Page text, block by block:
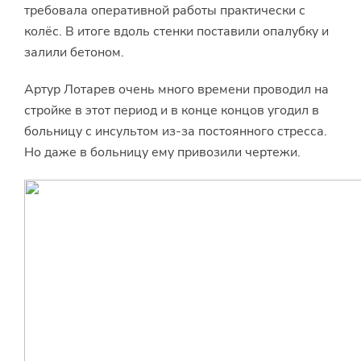
требовала оперативной работы практически с
колёс. В итоге вдоль стенки поставили опалубку и
залили бетоном.
Артур Лотарев очень много времени проводил на
стройке в этот период и в конце концов угодил в
больницу с инсультом из-за постоянного стресса.
Но даже в больницу ему привозили чертежи.